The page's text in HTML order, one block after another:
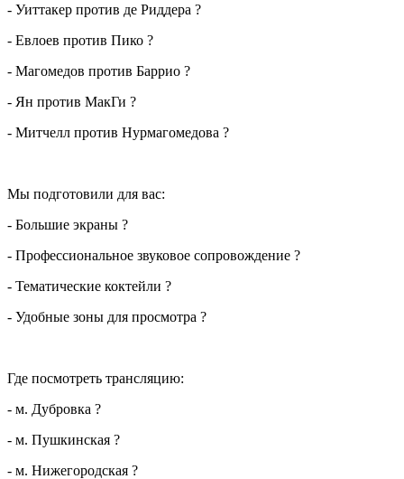
- Уиттакер против де Риддера ?
- Евлоев против Пико ?
- Магомедов против Баррио ?
- Ян против МакГи ?
- Митчелл против Нурмагомедова ?
Мы подготовили для вас:
- Большие экраны ?
- Профессиональное звуковое сопровождение ?
- Тематические коктейли ?
- Удобные зоны для просмотра ?
Где посмотреть трансляцию:
- м. Дубровка ?
- м. Пушкинская ?
- м. Нижегородская ?